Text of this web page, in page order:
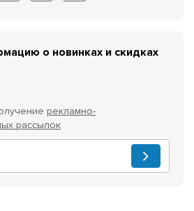
о новинках и скидках
рекламно-
рассылок